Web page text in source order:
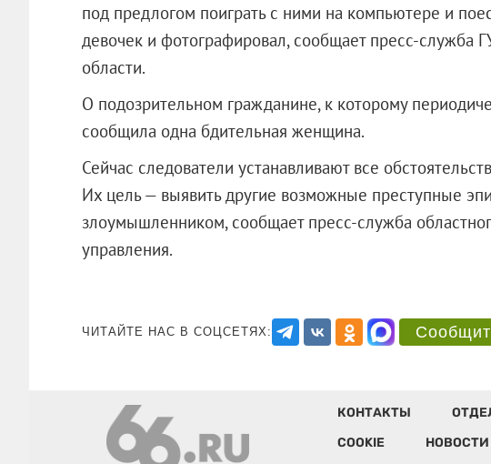
под предлогом поиграть с ними на компьютере и
девочек и фотографировал, сообщает пресс-служба
области.
О подозрительном гражданине, к которому
сообщила одна бдительная женщина.
Сейчас следователи устанавливают все
Их цель — выявить другие возможные преступные
злоумышленником, сообщает пресс-служба
управления.
ЧИТАЙТЕ НАС В СОЦСЕТЯХ:
КОНТАКТЫ
COOKIE
НОВОСТИ